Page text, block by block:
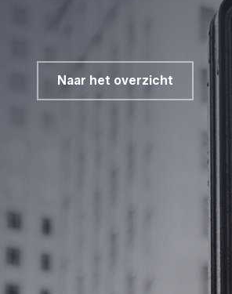
Naar het overzicht